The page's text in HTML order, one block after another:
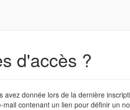
d'accès ?
donnée lors de la dernière
contenant un lien pour définir un